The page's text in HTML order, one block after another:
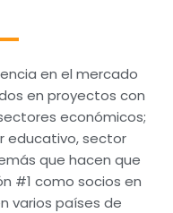
en el mercado
en proyectos con
económicos;
educativo, sector
que hacen que
#1 como socios en
varios países de